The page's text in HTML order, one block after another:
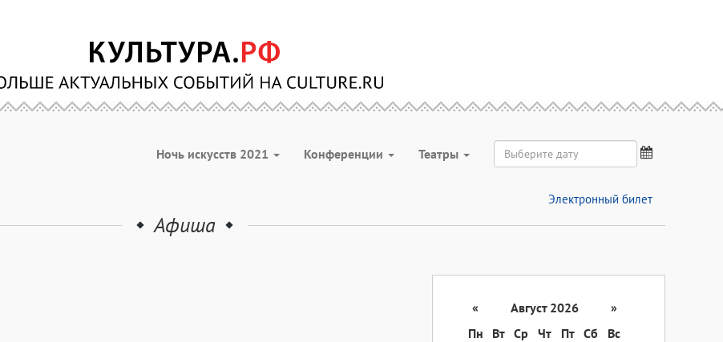
Ночь искусств 2021 Конференции Театры
Электронный билет
Афиша
« Август 2026
»
Пн
Вт Ср Чт Пт Сб
Вс